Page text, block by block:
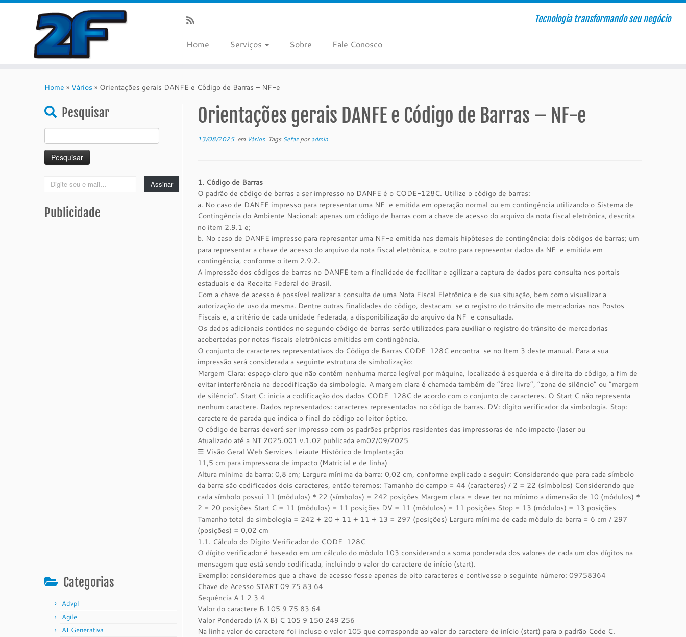
Tecnologia transformando seu negócio
Home Serviços Sobre Fale Conosco
Home » Vários » Orientações gerais DANFE e Código de Barras – NF-e
Pesquisar
por:
Digite
mail…
Assinar
Publicidade
Categorias
Advpl
Agile
AI Generativa
Orientações gerais DANFE e Código de Barras – NF-e
13/08/2025em Vários Tags Sefazporadmin
1. Código de Barras
O padrão de código de barras a ser impresso no DANFE é o CODE-128C. Utilize o código de barras:
a. No caso de DANFE impresso para representar uma NF-e emitida em operação normal ou em contingência utilizando o Sistema de
Contingência do Ambiente Nacional: apenas um código de barras com a chave de acesso do arquivo da nota fiscal eletrônica, descrita
no item 2.9.1 e;
b. No caso de DANFE impresso para representar uma NF-e emitida nas demais hipóteses de contingência: dois códigos de barras; um
para representar a chave de acesso do arquivo da nota fiscal eletrônica, e outro para representar dados da NF-e emitida em
contingência, conforme o item 2.9.2.
A impressão dos códigos de barras no DANFE tem a finalidade de facilitar e agilizar a captura de dados para consulta nos portais
estaduais e da Receita Federal do Brasil.
Com a chave de acesso é possível realizar a consulta de uma Nota Fiscal Eletrônica e de sua situação, bem como visualizar a
autorização de uso da mesma. Dentre outras finalidades do código, destacam-se o registro do trânsito de mercadorias nos Postos
Fiscais e, a critério de cada unidade federada, a disponibilização do arquivo da NF-e consultada.
Os dados adicionais contidos no segundo código de barras serão utilizados para auxiliar o registro do trânsito de mercadorias
acobertadas por notas fiscais eletrônicas emitidas em contingência.
O conjunto de caracteres representativos do Código de Barras CODE-128C encontra-se no Item 3 deste manual. Para a sua
impressão será considerada a seguinte estrutura de simbolização:
Margem Clara: espaço claro que não contém nenhuma marca legível por máquina, localizado à esquerda e à direita do código, a fim de
evitar interferência na decodificação da simbologia. A margem clara é chamada também de “área livre”, “zona de silêncio” ou “margem
de silêncio”. Start C: inicia a codificação dos dados CODE-128C de acordo com o conjunto de caracteres. O Start C não representa
nenhum caractere. Dados representados: caracteres representados no código de barras. DV: dígito verificador da simbologia. Stop:
caractere de parada que indica o final do código ao leitor óptico.
O código de barras deverá ser impresso com os padrões próprios residentes das impressoras de não impacto (laser ou
Atualizado até a NT 2025.001 v.1.02 publicada em02/09/2025
☰ Visão Geral Web Services Leiaute Histórico de Implantação
11,5 cm para impressora de impacto (Matricial e de linha)
Altura mínima da barra: 0,8 cm; Largura mínima da barra: 0,02 cm, conforme explicado a seguir: Considerando que para cada símbolo
da barra são codificados dois caracteres, então teremos: Tamanho do campo = 44 (caracteres) / 2 = 22 (símbolos) Considerando que
cada símbolo possui 11 (módulos) * 22 (símbolos) = 242 posições Margem clara = deve ter no mínimo a dimensão de 10 (módulos) *
2 = 20 posições Start C = 11 (módulos) = 11 posições DV = 11 (módulos) = 11 posições Stop = 13 (módulos) = 13 posições
Tamanho total da simbologia = 242 + 20 + 11 + 11 + 13 = 297 (posições) Largura mínima de cada módulo da barra = 6 cm / 297
(posições) = 0,02 cm
1.1. Cálculo do Dígito Verificador do CODE-128C
O dígito verificador é baseado em um cálculo do módulo 103 considerando a soma ponderada dos valores de cada um dos dígitos na
mensagem que está sendo codificada, incluindo o valor do caractere de início (start).
Exemplo: consideremos que a chave de acesso fosse apenas de oito caracteres e contivesse o seguinte número: 09758364
Chave de Acesso START 09 75 83 64
Sequência A 1 2 3 4
Valor do caractere B 105 9 75 83 64
Valor Ponderado (A X B) C 105 9 150 249 256
Na linha valor do caractere foi incluso o valor 105 que corresponde ao valor do caractere de início (start) para o padrão Code C.